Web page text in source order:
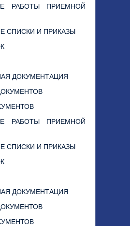
РАБОТЫ ПРИЕМНОЙ
СПИСКИ И ПРИКАЗЫ
ДОКУМЕНТАЦИЯ
РАБОТЫ ПРИЕМНОЙ
СПИСКИ И ПРИКАЗЫ
ДОКУМЕНТАЦИЯ